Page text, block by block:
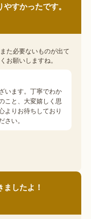
すかったです。
た必要ないものが出て
お願いしますね。
います。丁寧でわか
こと、大変嬉しく思
よりお待ちしており
い。
したよ！